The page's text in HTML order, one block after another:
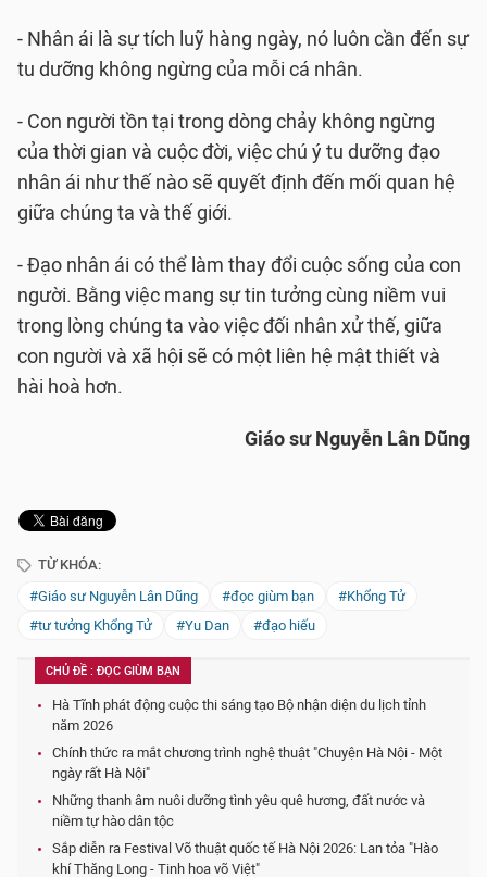
- Nhân ái là sự tích luỹ hàng ngày, nó luôn cần đến sự
tu dưỡng không ngừng của mỗi cá nhân.
- Con người tồn tại trong dòng chảy không ngừng
của thời gian và cuộc đời, việc chú ý tu dưỡng đạo
nhân ái như thế nào sẽ quyết định đến mối quan hệ
giữa chúng ta và thế giới.
- Đạo nhân ái có thể làm thay đổi cuộc sống của con
người. Bằng việc mang sự tin tưởng cùng niềm vui
trong lòng chúng ta vào việc đối nhân xử thế, giữa
con người và xã hội sẽ có một liên hệ mật thiết và
hài hoà hơn.
Giáo sư Nguyễn Lân Dũng
TỪ KHÓA:
#Giáo sư Nguyễn Lân Dũng
#đọc giùm bạn
#Khổng Tử
#tư tưởng Khổng Tử
#Yu Dan #đạo hiếu
CHỦ ĐỀ : ĐỌC GIÙM BẠN
Hà Tĩnh phát động cuộc thi sáng tạo Bộ nhận diện du lịch tỉnh
năm 2026
Chính thức ra mắt chương trình nghệ thuật "Chuyện Hà Nội - Một
ngày rất Hà Nội"
Những thanh âm nuôi dưỡng tình yêu quê hương, đất nước và
niềm tự hào dân tộc
Sắp diễn ra Festival Võ thuật quốc tế Hà Nội 2026: Lan tỏa "Hào
khí Thăng Long - Tinh hoa võ Việt"